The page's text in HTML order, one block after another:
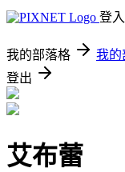
登入
我的部落格 我的
登出
艾布蕾